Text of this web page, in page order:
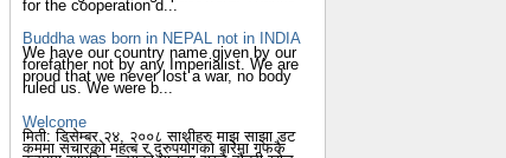
for the cooperation d...
Buddha was born in NEPAL not in INDIA
We have our country name given by our
forefather not by any Imperialist. We are
proud that we never lost a war, no body
ruled us. We were b...
Welcome
मिती: डिसेम्बर २४, २००८ साथीहरु माझ साझा डट
कममा संचारको महत्ब र दुरुपयोगको बारेमा गफकै